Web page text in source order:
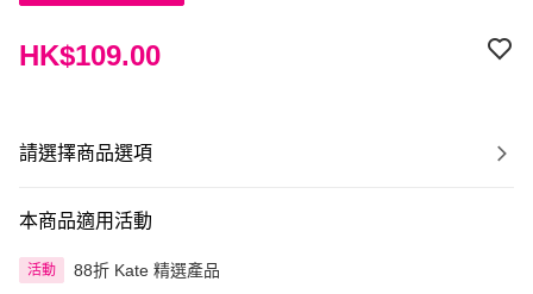
HK$109.00
請選擇商品選項
本商品適用活動
活動 88折 Kate 精選產品